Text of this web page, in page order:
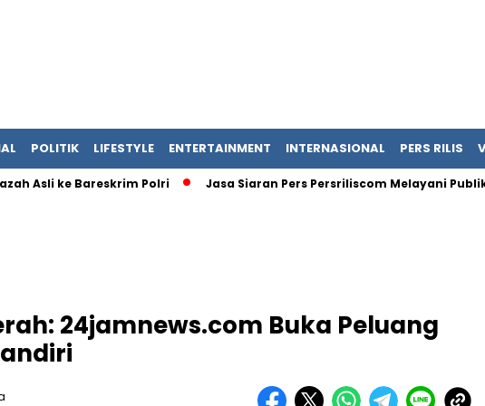
POLITIK LIFESTYLE ENTERTAINMENT INTERNASIONAL PERS RILIS
ke Bareskrim Polri Jasa Siaran Pers Persriliscom Melayani Publikasi
24jamnews.com Buka Peluang